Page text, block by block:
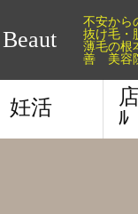
Beaut
不安か
抜け毛・
薄毛の根
善 美容
妊活
ﾙ